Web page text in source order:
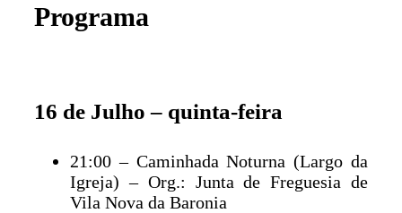
Programa
16 de Julho – quinta-feira
21:00 – Caminhada Noturna (Largo da
Igreja) – Org.: Junta de Freguesia de
Vila Nova da Baronia